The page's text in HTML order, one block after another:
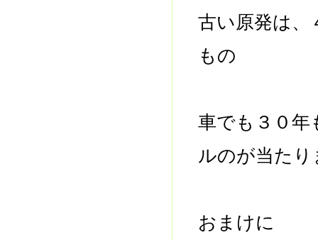
古い原発は
もの
車でも３０年
ルのが当た
おまけに